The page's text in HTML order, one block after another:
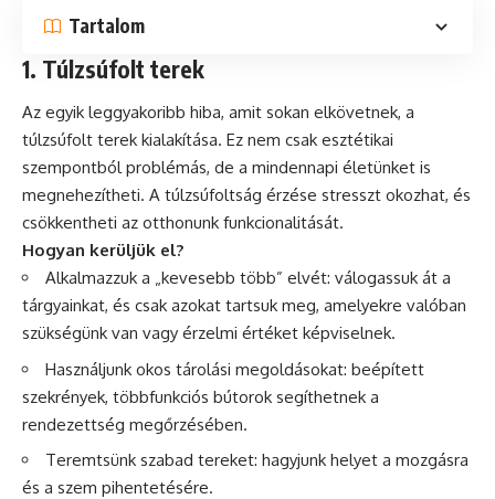
Tartalom
1. Túlzsúfolt terek
Az egyik leggyakoribb hiba, amit sokan elkövetnek, a
túlzsúfolt terek kialakítása. Ez nem csak esztétikai
szempontból problémás, de a mindennapi életünket is
megnehezítheti. A túlzsúfoltság érzése stresszt okozhat, és
csökkentheti az otthonunk funkcionalitását.
Hogyan kerüljük el?
Alkalmazzuk a „kevesebb több” elvét: válogassuk át a
tárgyainkat, és csak azokat tartsuk meg, amelyekre valóban
szükségünk van vagy érzelmi értéket képviselnek.
Használjunk okos tárolási megoldásokat: beépített
szekrények, többfunkciós bútorok segíthetnek a
rendezettség megőrzésében.
Teremtsünk szabad tereket: hagyjunk helyet a mozgásra
és a szem pihentetésére.